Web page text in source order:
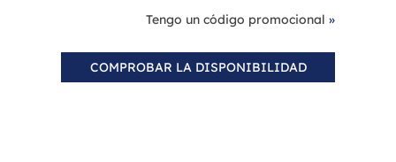
Tengo un código promocional »
COMPROBAR LA DISPONIBILIDAD